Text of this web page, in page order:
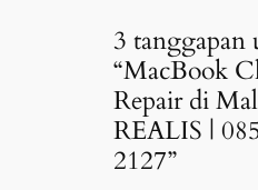
3 tanggapan
“MacBook
Repair di
REALIS |
2127”